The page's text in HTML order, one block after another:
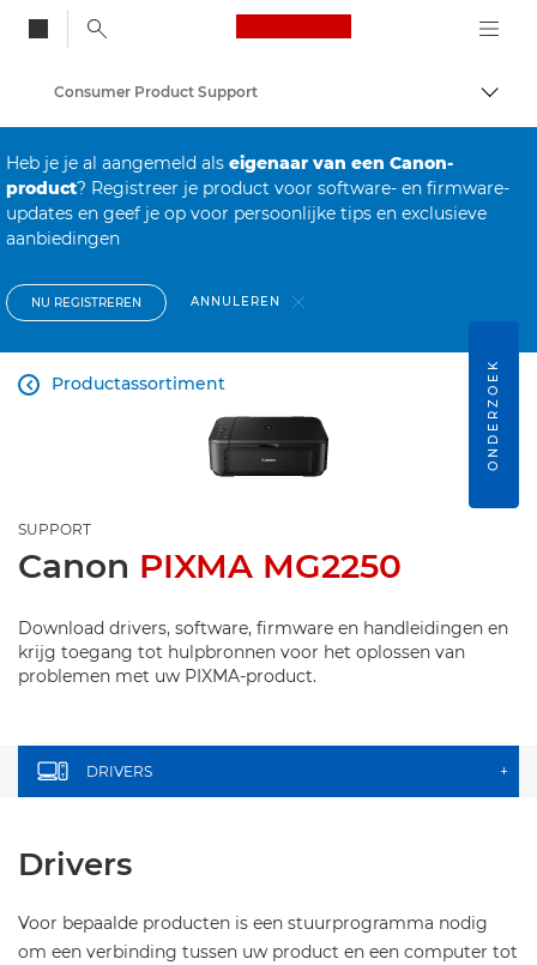
Canon Logo, back
Consumer Product Support
Heb je je al aangemeld als eigenaar van een Canon-
product? Registreer je product voor software- en firmware-
updates en geef je op voor persoonlijke tips en exclusieve
aanbiedingen
NU REGISTREREN ANNULEREN
Productassortiment

SUPPORT
Canon PIXMA MG2250
Download drivers, software, firmware en handleidingen en
krijg toegang tot hulpbronnen voor het oplossen van
problemen met uw PIXMA-product.
DRIVERS +
Drivers
Voor bepaalde producten is een stuurprogramma nodig
om een verbinding tussen uw product en een computer tot
ONDERZOEK